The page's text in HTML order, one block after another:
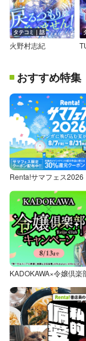
タテコミ｜話
火野村志紀
おすすめ特集
Renta!サマフェス2026
KADOKAWA×令嬢倶楽